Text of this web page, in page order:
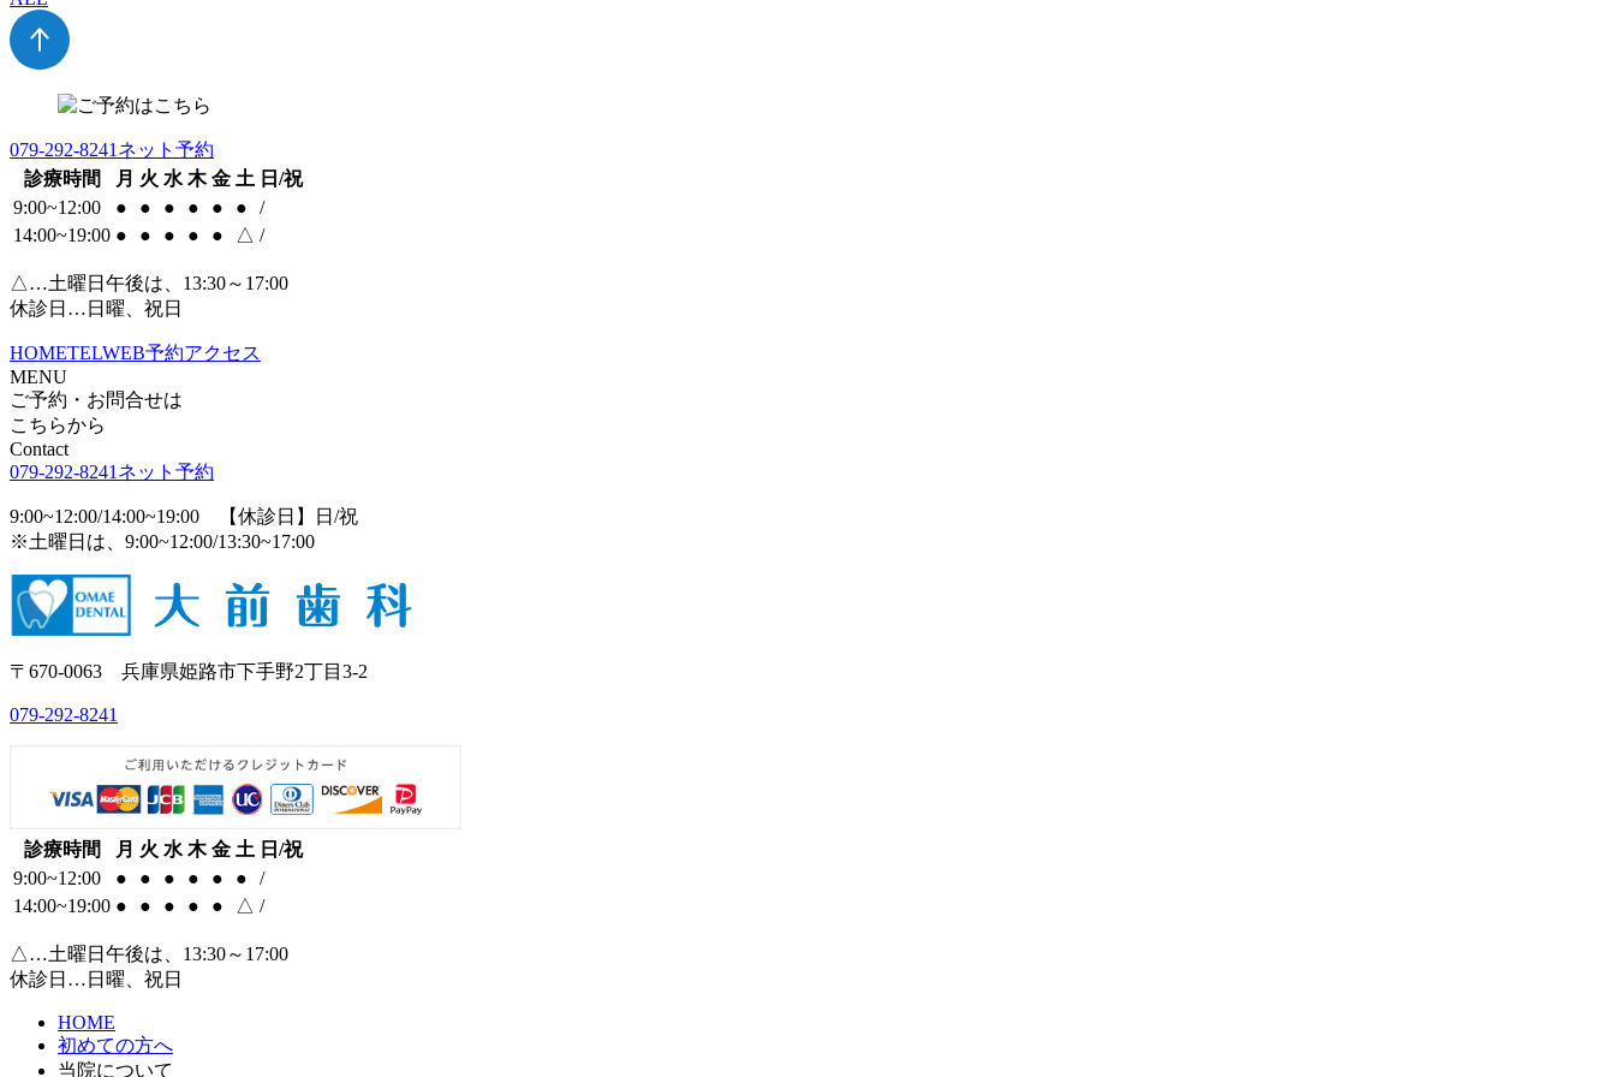
079-292-8241 ネット予約
診療時間
月 火 水 木 金 土 日/祝
9:00~12:00
● ● ● ● ● ●
/
14:00~19:00 ● ● ● ● ● △ /
△…土曜日午後は、13:30～17:00
休診日…日曜、祝日
HOMETELWEB予約アクセス
MENU
ご予約・お問合せは
こちらから
Contact
079-292-8241 ネット予約
9:00~12:00/14:00~19:00 【休診日】日/祝
※土曜日は、9:00~12:00/13:30~17:00
〒670-0063 兵庫県姫路市下手野2丁目3-2
079-292-8241
診療時間 月 火 水 木 金 土 日/祝
9:00~12:00
● ● ● ● ● ●
/
14:00~19:00 ● ● ● ● ● △ /
△…土曜日午後は、13:30～17:00
休診日…日曜、祝日
HOME
初めての方へ
当院について